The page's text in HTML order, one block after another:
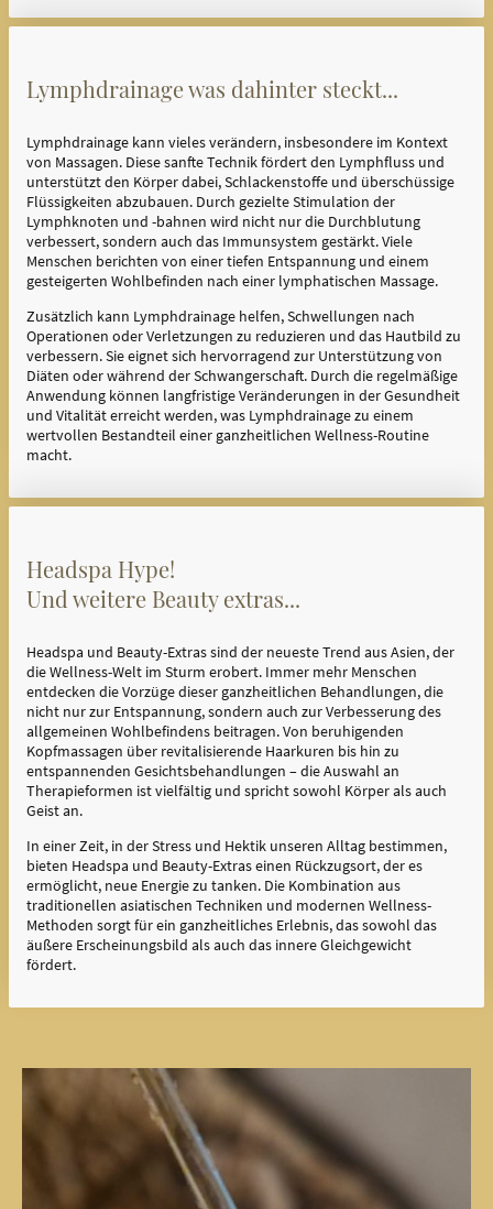
Lymphdrainage was dahinter steckt...
Lymphdrainage kann vieles verändern, insbesondere im Kontext
von Massagen. Diese sanfte Technik fördert den Lymphfluss und
unterstützt den Körper dabei, Schlackenstoffe und überschüssige
Flüssigkeiten abzubauen. Durch gezielte Stimulation der
Lymphknoten und -bahnen wird nicht nur die Durchblutung
verbessert, sondern auch das Immunsystem gestärkt. Viele
Menschen berichten von einer tiefen Entspannung und einem
gesteigerten Wohlbefinden nach einer lymphatischen Massage.
Zusätzlich kann Lymphdrainage helfen, Schwellungen nach
Operationen oder Verletzungen zu reduzieren und das Hautbild zu
verbessern. Sie eignet sich hervorragend zur Unterstützung von
Diäten oder während der Schwangerschaft. Durch die regelmäßige
Anwendung können langfristige Veränderungen in der Gesundheit
und Vitalität erreicht werden, was Lymphdrainage zu einem
wertvollen Bestandteil einer ganzheitlichen Wellness-Routine
macht.
Headspa Hype!
Und weitere Beauty extras...
Headspa und Beauty-Extras sind der neueste Trend aus Asien, der
die Wellness-Welt im Sturm erobert. Immer mehr Menschen
entdecken die Vorzüge dieser ganzheitlichen Behandlungen, die
nicht nur zur Entspannung, sondern auch zur Verbesserung des
allgemeinen Wohlbefindens beitragen. Von beruhigenden
Kopfmassagen über revitalisierende Haarkuren bis hin zu
entspannenden Gesichtsbehandlungen – die Auswahl an
Therapieformen ist vielfältig und spricht sowohl Körper als auch
Geist an.
In einer Zeit, in der Stress und Hektik unseren Alltag bestimmen,
bieten Headspa und Beauty-Extras einen Rückzugsort, der es
ermöglicht, neue Energie zu tanken. Die Kombination aus
traditionellen asiatischen Techniken und modernen Wellness-
Methoden sorgt für ein ganzheitliches Erlebnis, das sowohl das
äußere Erscheinungsbild als auch das innere Gleichgewicht
fördert.